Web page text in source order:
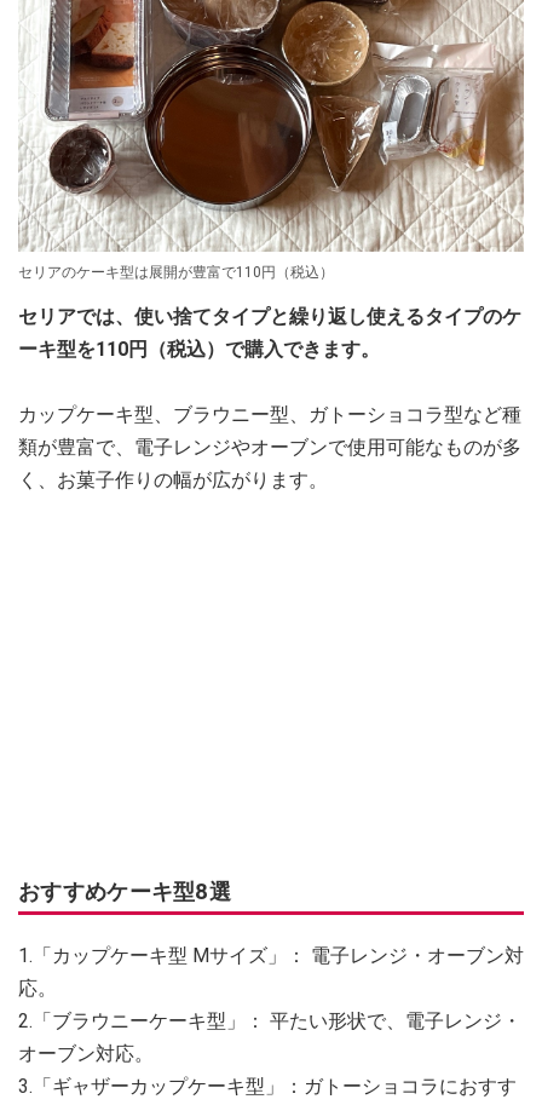
セリアのケーキ型は展開が豊富で110円（税込）
セリアでは、使い捨てタイプと繰り返し使えるタイプのケ
ーキ型を110円（税込）で購入できます。
カップケーキ型、ブラウニー型、ガトーショコラ型など種
類が豊富で、電子レンジやオーブンで使用可能なものが多
く、お菓子作りの幅が広がります。
おすすめケーキ型8選
1.「カップケーキ型 Mサイズ」： 電子レンジ・オーブン対
応。
2.「ブラウニーケーキ型」： 平たい形状で、電子レンジ・
オーブン対応。
3.「ギャザーカップケーキ型」：ガトーショコラにおすす